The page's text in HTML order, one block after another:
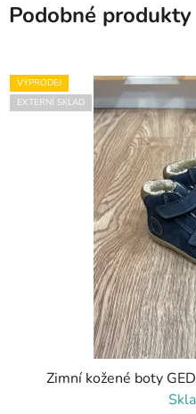
Podobné produkty
VÝPRODEJ
EXTERNÍ SKLAD
Zimní kožené boty